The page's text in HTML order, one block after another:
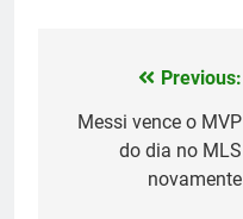
navigation
Previous:
Messi vence o MVP
do dia no MLS
novamente